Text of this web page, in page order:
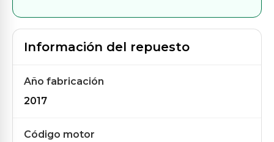
Información del repuesto
Año fabricación
2017
Código motor